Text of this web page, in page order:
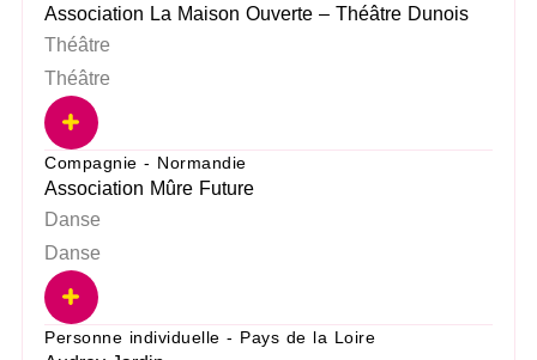
Association La Maison Ouverte – Théâtre Dunois
Théâtre
Théâtre
Compagnie - Normandie
Association Mûre Future
Danse
Danse
Personne individuelle - Pays de la Loire